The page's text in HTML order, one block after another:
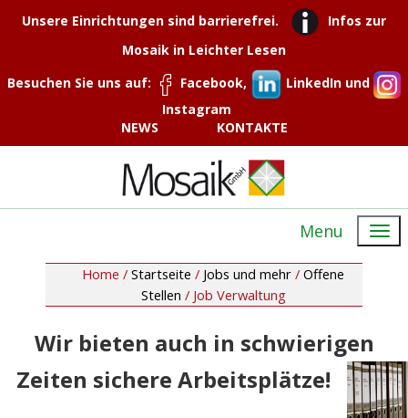
Unsere Einrichtungen sind barrierefrei.
Infos zur
Mosaik in Leichter Lesen
Besuchen Sie uns auf:
Facebook,
LinkedIn und
Instagram
NEWS
KONTAKTE
Menu
Home / Startseite / Jobs und mehr / Offene
Stellen / Job Verwaltung
Wir bieten auch in schwierigen
Zeiten sichere Arbeitsplätze!